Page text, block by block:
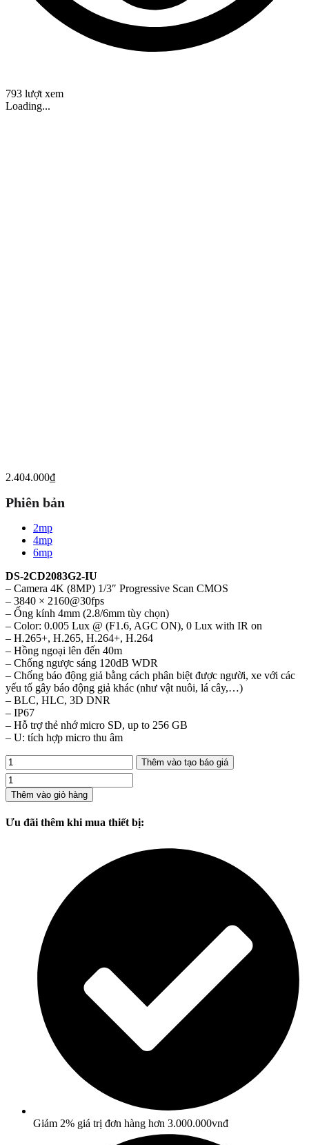
793 lượt xem
Loading...
2.404.000₫
Phiên bản
2mp
4mp
6mp
DS-2CD2083G2-IU
– Camera 4K (8MP) 1/3″ Progressive Scan CMOS
– 3840 × 2160@30fps
– Ống kính 4mm (2.8/6mm tùy chọn)
– Color: 0.005 Lux @ (F1.6, AGC ON), 0 Lux with IR on
– H.265+, H.265, H.264+, H.264
– Hồng ngoại lên đến 40m
– Chống ngược sáng 120dB WDR
– Chống báo động giả bằng cách phân biệt được người, xe với các
yếu tố gây báo động giả khác (như vật nuôi, lá cây,…)
– BLC, HLC, 3D DNR
– IP67
– Hỗ trợ thẻ nhớ micro SD, up to 256 GB
– U: tích hợp micro thu âm
Thêm vào tạo báo giá
Camera
ip
8mp
hikvision
DS-
Thêm vào giỏ hàng
Ưu đãi thêm khi mua thiết bị:
Giảm 2% giá trị đơn hàng hơn 3.000.000vnđ